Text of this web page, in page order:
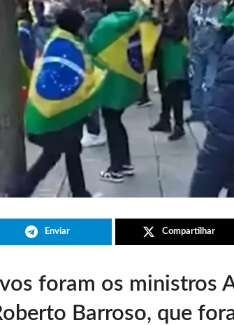
Enviar Compartilhar
foram os ministros
Barroso, que